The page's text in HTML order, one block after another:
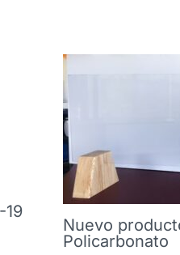
19
Nuevo
Policarbonato